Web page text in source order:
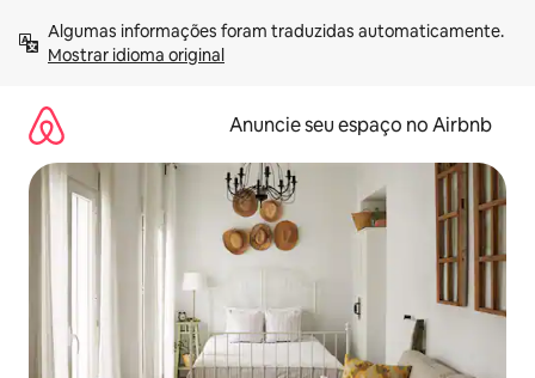
para
Mostrar idioma original
Anuncie seu espaço no Airbnb